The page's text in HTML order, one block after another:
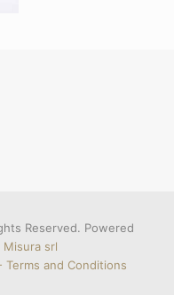
Reserved. Powered
srl
Terms and Conditions